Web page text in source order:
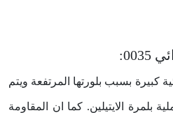
كبيرة بسبب بلورتها المرتفعة ويتم
بلمرة الايتيلين. كما ان المقاومة